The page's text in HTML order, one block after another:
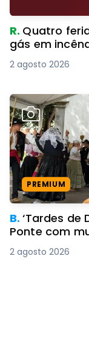
R. Quatro
gás em
2 agosto 2026
PREMIUM
B.‘Tardes de
Ponte com
2 agosto 2026